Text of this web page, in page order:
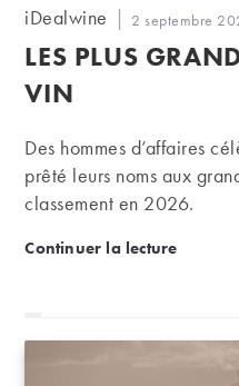
Auteur/autrice
la
publication :
iDealwine
Publication
publiée :
2 septembre
LES PLUS
VIN
Des hommes d’affaires
prêté leurs noms aux
classement en 2026.
Continuer la lectureLes plus